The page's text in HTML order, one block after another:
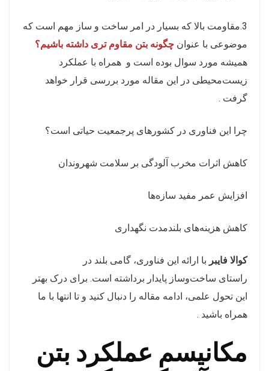
3.مقاومت بالا که بسیار در امر ساخت و ساز مهم است که
موضوعی با عنوان چگونه بتن مقاوم تری داشته باشیم؟
همیشه مورد سوال بوده است و همراه با عملکرد
زیست‌محیطی در این مقاله مورد بررسی قرار خواهد
گرفت .
چرا این فناوری در کشورهای پرجمعیت حیاتی است؟
کاهش اثرات مخرب آلودگی بر سلامت شهروندان
افزایش عمر مفید سازه‌ها
کاهش هزینه‌های بلندمدت نگهداری
کوالا فایبر با ارائه این فناوری، گامی بلند در
راستای ساخت‌وساز پایدار برداشته است. برای درک بهتر
این تحول علمی، ادامه مقاله را دنبال کنید و تا انتها با ما
همراه باشید .
مکانیسم عملکرد بتن